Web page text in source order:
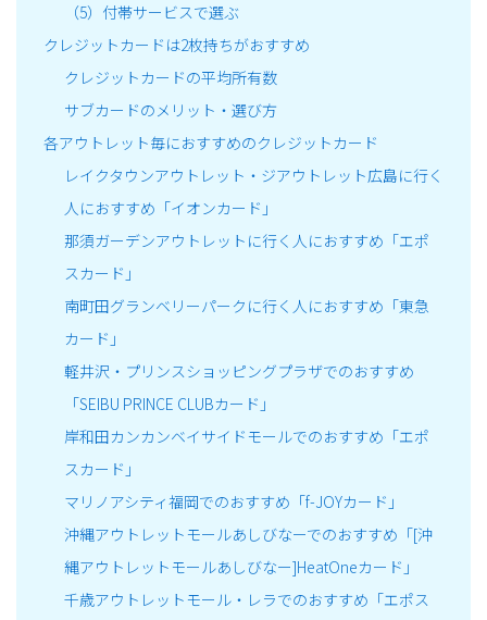
（5）付帯サービスで選ぶ
クレジットカードは2枚持ちがおすすめ
クレジットカードの平均所有数
サブカードのメリット・選び方
各アウトレット毎におすすめのクレジットカード
レイクタウンアウトレット・ジアウトレット広島に行く
人におすすめ「イオンカード」
那須ガーデンアウトレットに行く人におすすめ「エポ
スカード」
南町田グランベリーパークに行く人におすすめ「東急
カード」
軽井沢・プリンスショッピングプラザでのおすすめ
「SEIBU PRINCE CLUBカード」
岸和田カンカンベイサイドモールでのおすすめ「エポ
スカード」
マリノアシティ福岡でのおすすめ「f-JOYカード」
沖縄アウトレットモールあしびなーでのおすすめ「[沖
縄アウトレットモールあしびなー]HeatOneカード」
千歳アウトレットモール・レラでのおすすめ「エポス